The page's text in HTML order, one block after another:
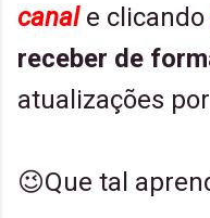
canale clicando
receber de
atualizações
😉Que tal